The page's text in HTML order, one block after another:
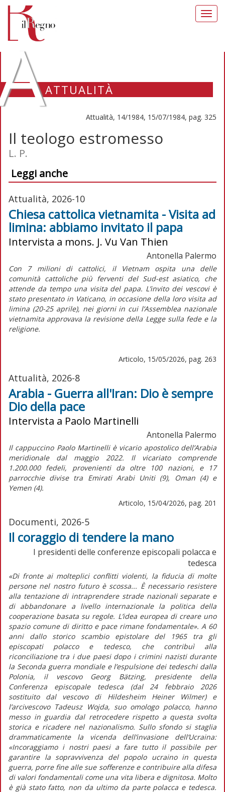
ATTUALITÀ
Attualità, 14/1984, 15/07/1984, pag. 325
Il teologo estromesso
L. P.
Leggi anche
Attualità, 2026-10
Chiesa cattolica vietnamita - Visita ad
limina: abbiamo invitato il papa
Intervista a mons. J. Vu Van Thien
Antonella Palermo
Con 7 milioni di cattolici, il Vietnam ospita una delle
comunità cattoliche più ferventi del Sud-est asiatico, che
attende da tempo una visita del papa. L’invito dei vescovi è
stato presentato in Vaticano, in occasione della loro visita ad
limina (20-25 aprile), nei giorni in cui l’Assemblea nazionale
vietnamita approvava la revisione della Legge sulla fede e la
religione.
Articolo, 15/05/2026, pag. 263
Attualità, 2026-8
Arabia - Guerra all'Iran: Dio è sempre
Dio della pace
Intervista a Paolo Martinelli
Antonella Palermo
Il cappuccino Paolo Martinelli è vicario apostolico dell’Arabia
meridionale dal maggio 2022. Il vicariato comprende
1.200.000 fedeli, provenienti da oltre 100 nazioni, e 17
parrocchie divise tra Emirati Arabi Uniti (9), Oman (4) e
Yemen (4).
Articolo, 15/04/2026, pag. 201
Documenti, 2026-5
Il coraggio di tendere la mano
I presidenti delle conferenze episcopali polacca e
tedesca
«Di fronte ai molteplici conflitti violenti, la fiducia di molte
persone nel nostro futuro è scossa... È necessario resistere
alla tentazione di intraprendere strade nazionali separate e
di abbandonare a livello internazionale la politica della
cooperazione basata su regole. L’idea europea di creare uno
spazio comune di diritto e pace rimane fondamentale». A 60
anni dallo storico scambio epistolare del 1965 tra gli
episcopati polacco e tedesco, che contribuì alla
riconciliazione tra i due paesi dopo i crimini nazisti durante
la Seconda guerra mondiale e l’espulsione dei tedeschi dalla
Polonia, il vescovo Georg Bätzing, presidente della
Conferenza episcopale tedesca (dal 24 febbraio 2026
sostituito dal vescovo di Hildesheim Heiner Wilmer) e
l’arcivescovo Tadeusz Wojda, suo omologo polacco, hanno
messo in guardia dal retrocedere rispetto a questa svolta
storica e ricadere nel nazionalismo. Sullo sfondo si staglia
drammaticamente la vicenda dell’invasione dell’Ucraina:
«Incoraggiamo i nostri paesi a fare tutto il possibile per
garantire la sopravvivenza del popolo ucraino in questa
guerra, porre fine alle sue sofferenze e contribuire alla difesa
di valori fondamentali come una vita libera e dignitosa. Molto
è già stato fatto, non da ultimo da parte polacca e tedesca.